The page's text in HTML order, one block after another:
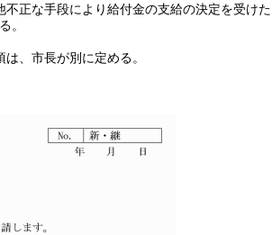
正な手段により給付金の支給の決定を受け
。
、市長が別に定める。